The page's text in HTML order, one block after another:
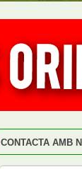
CONTACTA AMB